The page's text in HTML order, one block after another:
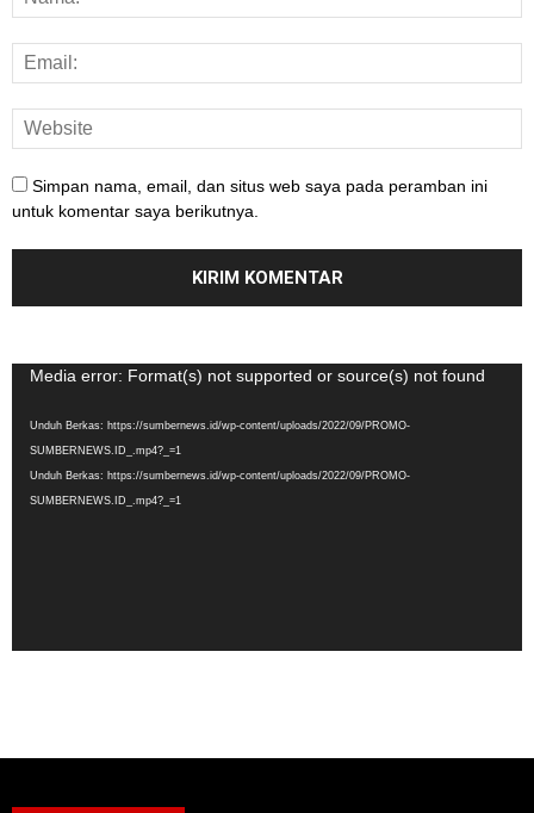
Simpan nama, email, dan situs web saya pada peramban ini
untuk komentar saya berikutnya.
Pemutar
Media error: Format(s) not supported or source(s) not found
Unduh Berkas: https://sumbernews.id/wp-content/uploads/2022/09/PROMO-
SUMBERNEWS.ID_.mp4?_=1
Unduh Berkas: https://sumbernews.id/wp-content/uploads/2022/09/PROMO-
SUMBERNEWS.ID_.mp4?_=1